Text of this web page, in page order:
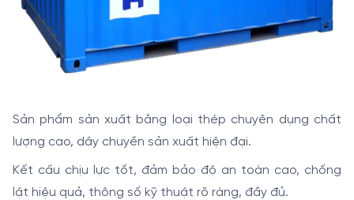
Sản phẩm sản xuất bằng loại thép chuyên dụng chất
lượng cao, dây chuyền sản xuất hiện đại.
Kết cấu chịu lực tốt, đảm bảo độ an toàn cao, chống
lật hiệu quả, thông số kỹ thuật rõ ràng, đầy đủ.